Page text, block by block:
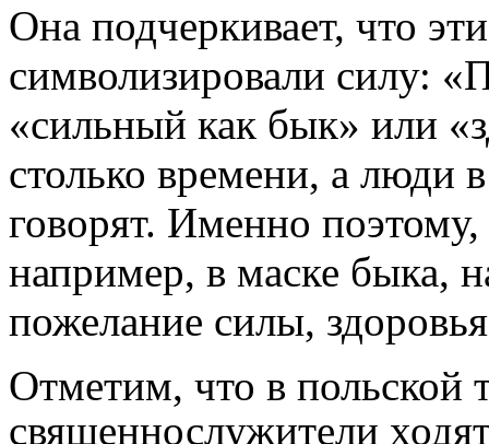
Она подчеркивает, что
символизировали силу:
«сильный как бык» или
столько времени, а люди
говорят. Именно
например, в маске быка,
пожелание силы,
Отметим, что в польской
священнослужители